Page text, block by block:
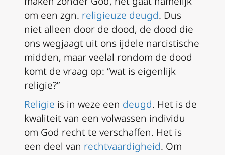
om een zgn. religieuze deugd. Dus
niet alleen door de dood, de dood die
ons wegjaagt uit ons ijdele narcistische
midden, maar veelal rondom de dood
komt de vraag op: “wat is eigenlijk
religie?”
Religie is in weze een deugd. Het is de
kwaliteit van een volwassen individu
om God recht te verschaffen. Het is
een deel van rechtvaardigheid. Om